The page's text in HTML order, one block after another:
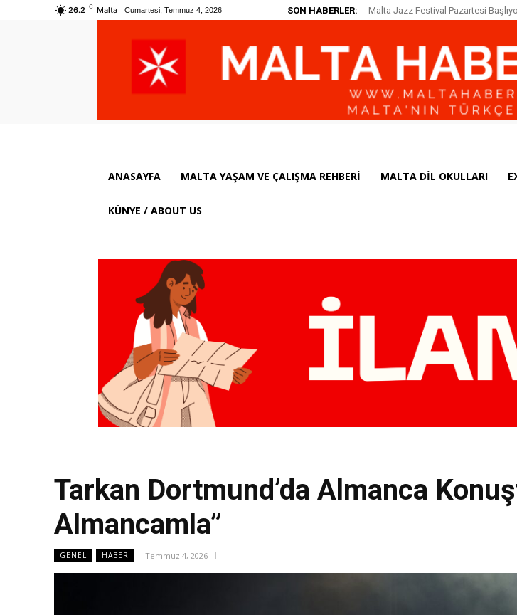
26.2 C Malta Cumartesi, Temmuz 4, 2026 SON HABERLER:
Malta Jazz Festival Pazartesi
ANASAYFA MALTA YAŞAM VE ÇALIŞMA REHBERI MALTA DIL OKULLARI
KÜNYE / ABOUT US
Tarkan Dortmund’da Almanca
Almancamla”
GENEL HABER Temmuz 4, 2026